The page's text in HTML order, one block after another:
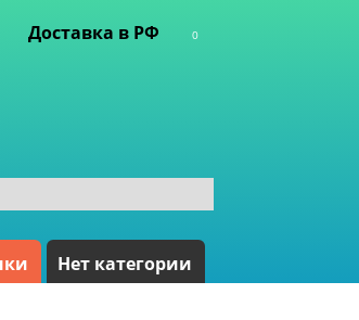
Доставка в РФ 0
Нет категории